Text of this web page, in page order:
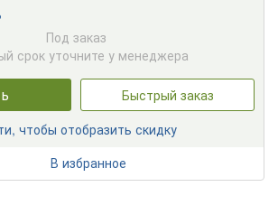
Под заказ
срок уточните у менеджера
Быстрый заказ
чтобы отобразить скидку
В избранное